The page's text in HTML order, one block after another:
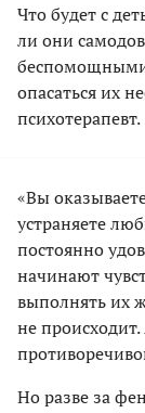
Что будет с
ли они
беспомощными
опасаться их
психотерапевт.
«Вы
устраняете
постоянно
начинают
выполнять их
не
Но разве за